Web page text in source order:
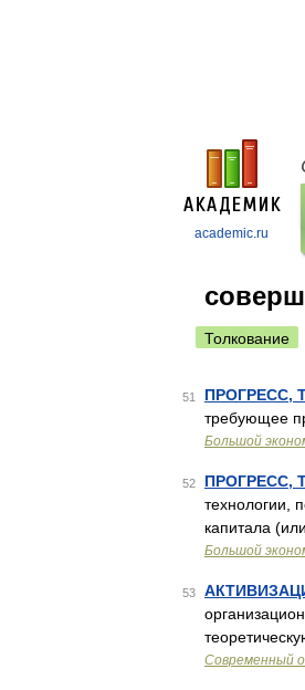
academic.ru
Толкование
51 ПРОГРЕСС,
требующее
Большой
52 ПРОГРЕСС,
технологии,
капитала
Большой
53
Современный